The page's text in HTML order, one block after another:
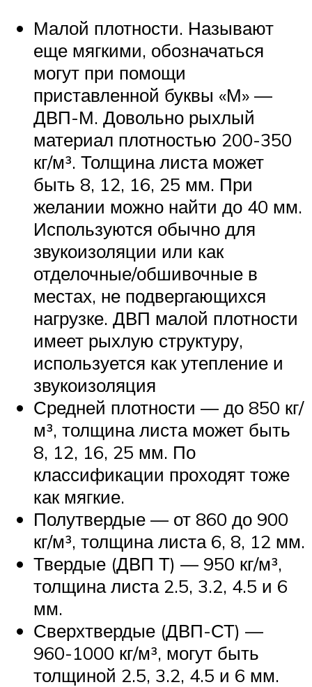
Малой плотности. Называют
еще мягкими, обозначаться
могут при помощи
приставленной буквы «М» —
ДВП-М. Довольно рыхлый
материал плотностью 200-350
кг/м³. Толщина листа может
быть 8, 12, 16, 25 мм. При
желании можно найти до 40 мм.
Используются обычно для
звукоизоляции или как
отделочные/обшивочные в
местах, не подвергающихся
нагрузке. ДВП малой плотности
имеет рыхлую структуру,
используется как утепление и
звукоизоляция
Средней плотности — до 850 кг/
м³, толщина листа может быть
8, 12, 16, 25 мм. По
классификации проходят тоже
как мягкие.
Полутвердые — от 860 до 900
кг/м³, толщина листа 6, 8, 12 мм.
Твердые (ДВП Т) — 950 кг/м³,
толщина листа 2.5, 3.2, 4.5 и 6
мм.
Сверхтвердые (ДВП-СТ) —
960-1000 кг/м³, могут быть
толщиной 2.5, 3.2, 4.5 и 6 мм.